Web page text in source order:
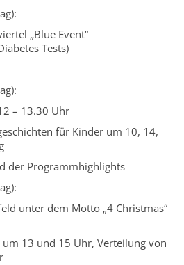
„Blue Event“
Tests)
– 13.30 Uhr
für Kinder um 10, 14,
der Programmhighlights
unter dem Motto „4 Christmas“
13 und 15 Uhr, Verteilung von